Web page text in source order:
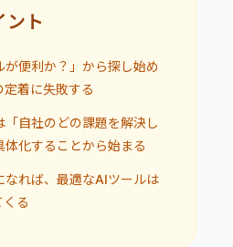
ント
が便利か？」から探し始め
定着に失敗する
自社のどの課題を解決し
体化することから始まる
なれば、最適なAIツールは
くる